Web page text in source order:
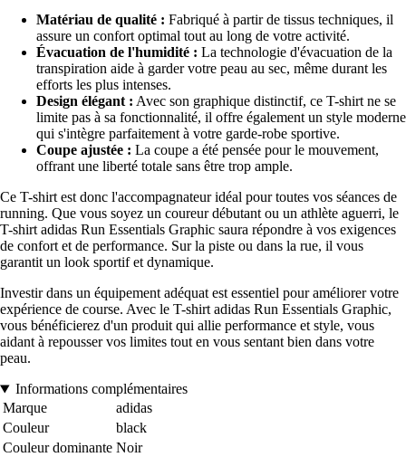
Matériau de qualité : Fabriqué à partir de tissus techniques, il
assure un confort optimal tout au long de votre activité.
Évacuation de l'humidité : La technologie d'évacuation de la
transpiration aide à garder votre peau au sec, même durant les
efforts les plus intenses.
Design élégant : Avec son graphique distinctif, ce T-shirt ne se
limite pas à sa fonctionnalité, il offre également un style moderne
qui s'intègre parfaitement à votre garde-robe sportive.
Coupe ajustée : La coupe a été pensée pour le mouvement,
offrant une liberté totale sans être trop ample.
Ce T-shirt est donc l'accompagnateur idéal pour toutes vos séances de
running. Que vous soyez un coureur débutant ou un athlète aguerri, le
T-shirt adidas Run Essentials Graphic saura répondre à vos exigences
de confort et de performance. Sur la piste ou dans la rue, il vous
garantit un look sportif et dynamique.
Investir dans un équipement adéquat est essentiel pour améliorer votre
expérience de course. Avec le T-shirt adidas Run Essentials Graphic,
vous bénéficierez d'un produit qui allie performance et style, vous
aidant à repousser vos limites tout en vous sentant bien dans votre
peau.
Informations complémentaires
Marque
adidas
Couleur
black
Couleur dominante Noir